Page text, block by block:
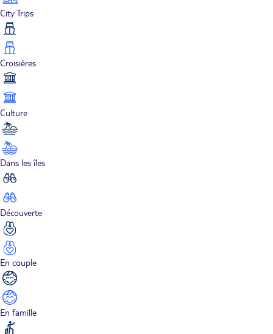
City Trips
Croisières
Culture
Dans les îles
Découverte
En couple
En famille